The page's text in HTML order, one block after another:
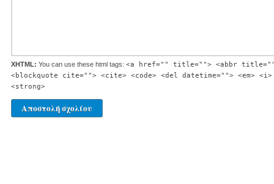
XHTML: You can use these html tags: <a href="" title=""> <abbr
<blockquote cite=""> <cite> <code> <del datetime=""> <em>
<strong>